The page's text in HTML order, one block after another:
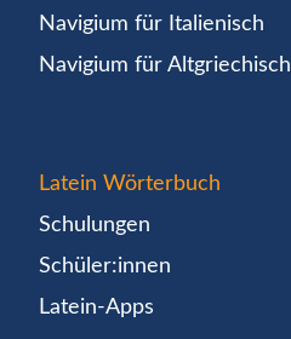
Navigium für Italienisch
Navigium für Altgriechisch
Latein Wörterbuch
Schulungen
Schüler:innen
Latein-Apps